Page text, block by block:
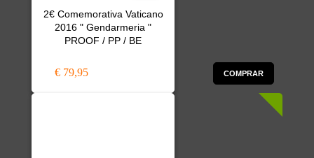
2€ Comemorativa Vaticano
2016 " Gendarmeria "
PROOF / PP / BE
€ 79,95 COMPRAR